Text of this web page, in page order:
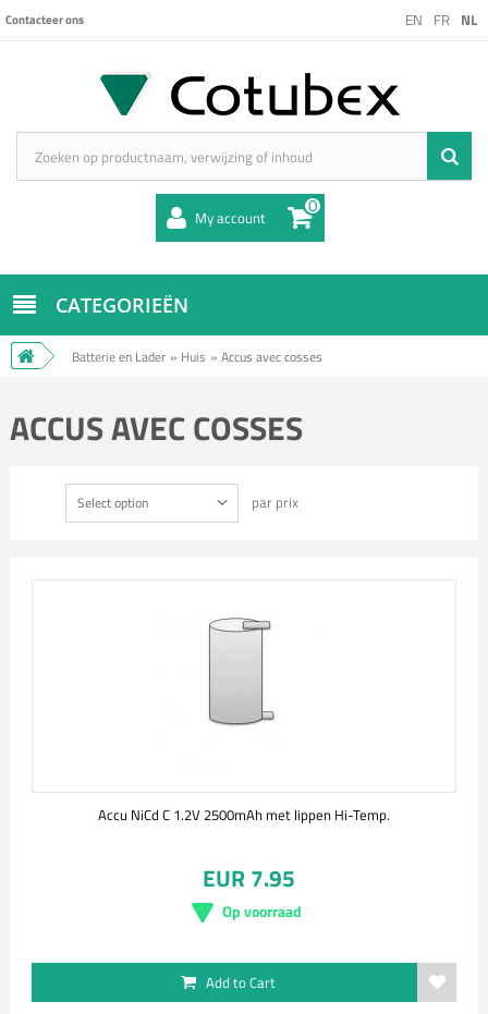
EN FR NL
Contacteer ons
My account 0
CATEGORIEËN
Batterie en Lader » Huis » Accus avec cosses
ACCUS AVEC COSSES
Select option par prix
Accu NiCd C 1.2V 2500mAh met lippen Hi-Temp.
EUR 7.95
Op voorraad
Add to Cart